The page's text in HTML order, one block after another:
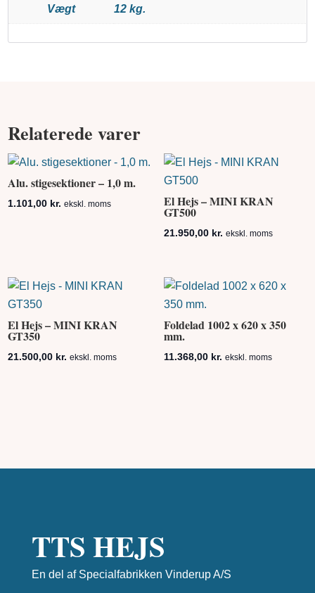
Vægt 12 kg.
Relaterede varer
Alu. stigesektioner – 1,0 m.
1.101,00 kr. ekskl. moms El Hejs – MINI KRAN
GT500
21.950,00 kr. ekskl. moms
El Hejs – MINI KRAN
GT350
21.500,00 kr. ekskl. moms
Foldelad 1002 x 620 x 350
mm.
11.368,00 kr. ekskl. moms
TTS HEJS
En del af Specialfabrikken Vinderup A/S